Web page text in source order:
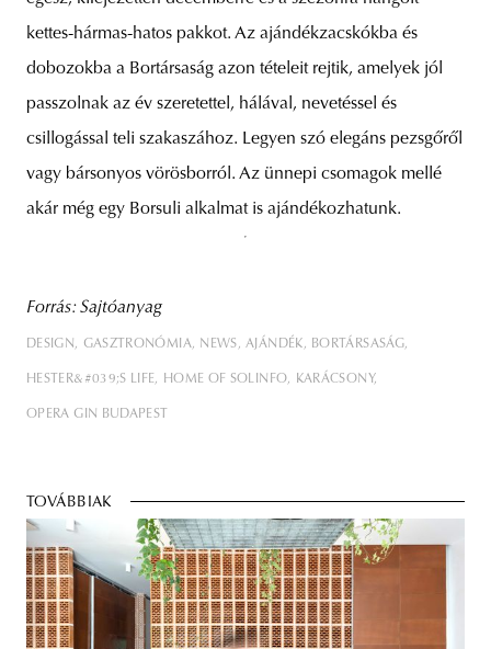
kettes-hármas-hatos pakkot. Az ajándékzacskókba és
dobozokba a Bortársaság azon tételeit rejtik, amelyek jól
passzolnak az év szeretettel, hálával, nevetéssel és
csillogással teli szakaszához. Legyen szó elegáns pezsgőről
vagy bársonyos vörösborról. Az ünnepi csomagok mellé
akár még egy Borsuli alkalmat is ajándékozhatunk.
Forrás: Sajtóanyag
DESIGN GASZTRONÓMIA NEWS AJÁNDÉK BORTÁRSASÁG
HESTER&#039;S LIFE HOME OF SOLINFO KARÁCSONY
OPERA GIN BUDAPEST
TOVÁBBIAK